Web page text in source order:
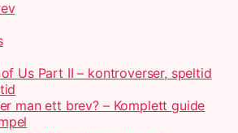
Us Part II – kontroverser, speltid
man ett brev? – Komplett guide